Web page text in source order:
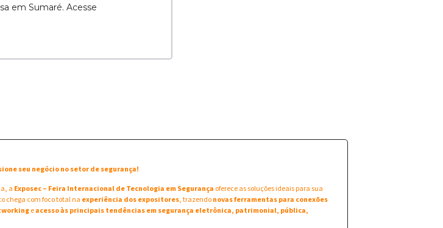
em Sumaré. Acesse
seu negócio no setor de segurança!
a Exposec – Feira Internacional de Tecnologia em Segurança oferece as soluções ideais para sua
chega com foco total na experiência dos expositores, trazendonovas ferramentas para conexões
eacesso às principais tendências em segurança eletrônica, patrimonial, pública,